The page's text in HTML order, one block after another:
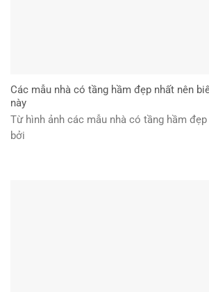
Các mẫu nhà có tầng hầm đẹp nhất nên
này
Từ hình ảnh các mẫu nhà có tầng hầm
bởi